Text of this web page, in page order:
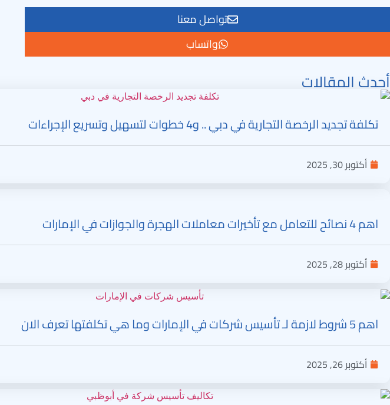
تواصل معنا
واتساب
أحدث المقالات
تكلفة تجديد الرخصة التجارية في دبي .. و4 خطوات لتسهيل وتسريع الإجراءات
أكتوبر 30, 2025
اهم 4 نصائح للتعامل مع تأخيرات معاملات الهجرة والجوازات في الإمارات
أكتوبر 28, 2025
اهم 5 شروط لازمة لـ تأسيس شركات في الإمارات وما هي تكلفتها تعرف الان
أكتوبر 26, 2025